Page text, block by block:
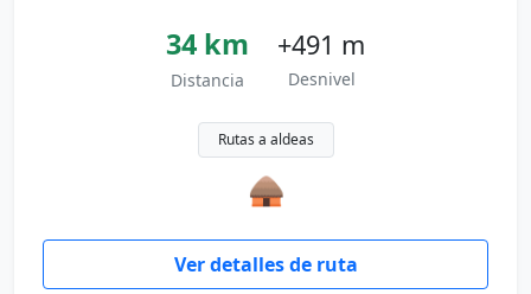
34 km
Distancia
+491 m
Desnivel
Rutas a aldeas
🛖
Ver detalles de ruta